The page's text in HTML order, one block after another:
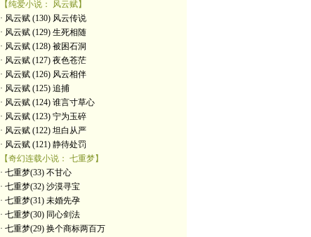
【纯爱小说： 风云赋】
· 风云赋 (130) 风云传说
· 风云赋 (129) 生死相随
· 风云赋 (128) 被困石洞
· 风云赋 (127) 夜色苍茫
· 风云赋 (126) 风云相伴
· 风云赋 (125) 追捕
· 风云赋 (124) 谁言寸草心
· 风云赋 (123) 宁为玉碎
· 风云赋 (122) 坦白从严
· 风云赋 (121) 静待处罚
【奇幻连载小说： 七重梦】
· 七重梦(33) 不甘心
· 七重梦(32) 沙漠寻宝
· 七重梦(31) 未婚先孕
· 七重梦(30) 同心剑法
· 七重梦(29) 换个商标两百万